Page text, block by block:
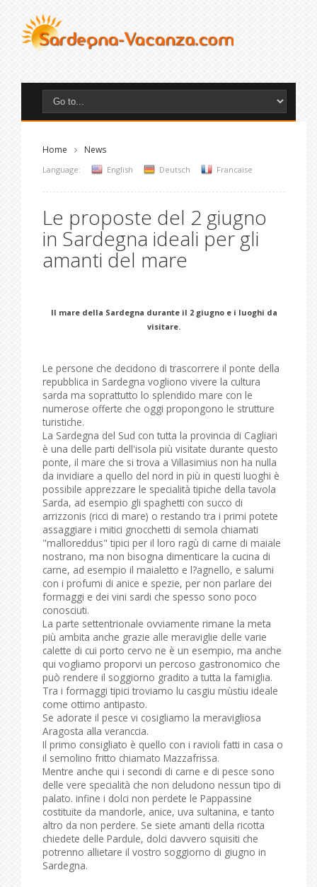
Home News
Language: English Deutsch Francaise
Le proposte del 2 giugno
in Sardegna ideali per gli
amanti del mare
Il mare della Sardegna durante il 2 giugno e i luoghi da
visitare.
Le persone che decidono di trascorrere il ponte della
repubblica in Sardegna vogliono vivere la cultura
sarda ma soprattutto lo splendido mare con le
numerose offerte che oggi propongono le strutture
turistiche.
La Sardegna del Sud con tutta la provincia di Cagliari
è una delle parti dell'isola più visitate durante questo
ponte, il mare che si trova a Villasimius non ha nulla
da invidiare a quello del nord in più in questi luoghi è
possibile apprezzare le specialità tipiche della tavola
Sarda, ad esempio gli spaghetti con succo di
arrizzonis (ricci di mare) o restando tra i primi potete
assaggiare i mitici gnocchetti di semola chiamati
"malloreddus" tipici per il loro ragù di carne di maiale
nostrano, ma non bisogna dimenticare la cucina di
carne, ad esempio il maialetto e l?agnello, e salumi
con i profumi di anice e spezie, per non parlare dei
formaggi e dei vini sardi che spesso sono poco
conosciuti.
La parte settentrionale ovviamente rimane la meta
più ambita anche grazie alle meraviglie delle varie
calette di cui porto cervo ne è un esempio, ma anche
qui vogliamo proporvi un percoso gastronomico che
può rendere il soggiorno gradito a tutta la famiglia.
Tra i formaggi tipici troviamo lu casgiu mùstiu ideale
come ottimo antipasto.
Se adorate il pesce vi cosigliamo la meravigliosa
Aragosta alla veranccia.
Il primo consigliato è quello con i ravioli fatti in casa o
il semolino fritto chiamato Mazzafrissa.
Mentre anche qui i secondi di carne e di pesce sono
delle vere specialità che non deludono nessun tipo di
palato. infine i dolci non perdete le Pappassine
costituite da mandorle, anice, uva sultanina, e tanto
altro da non perdere. Se siete amanti della ricotta
chiedete delle Pardule, dolci davvero squisiti che
potrenno allietare il vostro soggiorno di giugno in
Sardegna.